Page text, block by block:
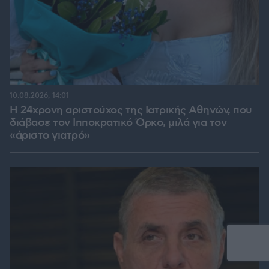
Η 24χρονη αριστούχος της Ιατρικής Αθηνών, που
διάβασε τον Ιπποκρατικό Όρκο, μιλά για τον
«άριστο γιατρό»
10.08.2026, 14:01